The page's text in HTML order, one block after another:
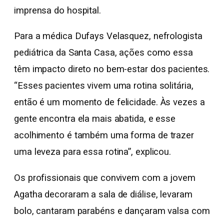
imprensa do hospital.
Para a médica Dufays Velasquez, nefrologista
pediátrica da Santa Casa, ações como essa
têm impacto direto no bem-estar dos pacientes.
“Esses pacientes vivem uma rotina solitária,
então é um momento de felicidade. Às vezes a
gente encontra ela mais abatida, e esse
acolhimento é também uma forma de trazer
uma leveza para essa rotina”, explicou.
Os profissionais que convivem com a jovem
Agatha decoraram a sala de diálise, levaram
bolo, cantaram parabéns e dançaram valsa com